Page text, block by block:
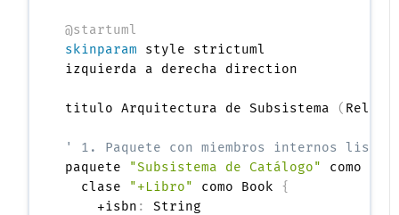
@startuml
skinparam style strictuml
izquierda a derecha direction
titulo Arquitectura de Subsistema (
' 1. Paquete con miembros internos
paquete
"Subsistema de Catálogo"
como
  clase
"+Libro" como Book {
    +isbn
:
String